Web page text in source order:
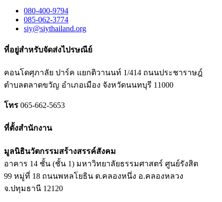
080-400-9794
085-062-3774
siy@siythailand.org
ที่อยู่สำหรับจัดส่งไปรษณีย์
คอนโดศุภาลัย ปาร์ค แยกติวานนท์ 1/414 ถนนประชาราษฎ์
ตำบลตลาดขวัญ อำเภอเมือง จังหวัดนนทบุรี 11000
โทร 065-662-5653
ที่ตั้งสำนักงาน
มูลนิธินวัตกรรมสร้างสรรค์สังคม
อาคาร 14 ชั้น (ชั้น 1) มหาวิทยาลัยธรรมศาสตร์ ศูนย์รังสิต
99 หมู่ที่ 18 ถนนพหลโยธิน ต.คลองหนึ่ง อ.คลองหลวง
จ.ปทุมธานี 12120